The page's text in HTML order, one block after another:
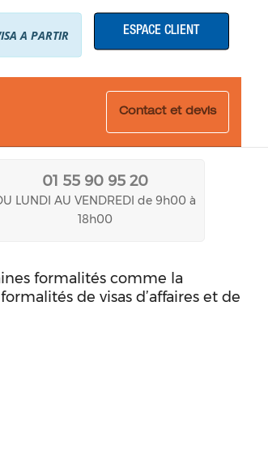
A PARTIR ESPACE CLIENT
Contact et devis
01 55 90 95 20
LUNDI AU VENDREDI de 9h00 à
18h00
formalités comme la
de visas d’affaires et de